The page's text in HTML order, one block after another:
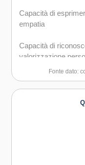
Capacità di
empatia
Capacità di
valorizzazione
mediante le arti e le
Capacità di
individualmente
Curiosità nei
immaginare nuove
Fonte dato: